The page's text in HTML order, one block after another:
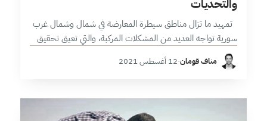
والتحديات
تمهيد ما تزال مناطق سيطرة المعارضة في شمال وشمال غرب
سورية تواجه العديد من المشكلات المركبة، والتي تعيق تحقيق
الاستقرار، بعد أكثر من ثلاثة أعوام على تحرير المنطقة من…
مناف قومان·12 أغسطس 2021